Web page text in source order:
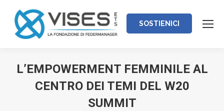
SOSTIENICI
L’EMPOWERMENT FEMMINILE AL
CENTRO DEI TEMI DEL W20
SUMMIT